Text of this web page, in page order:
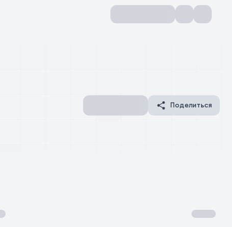
Поделиться